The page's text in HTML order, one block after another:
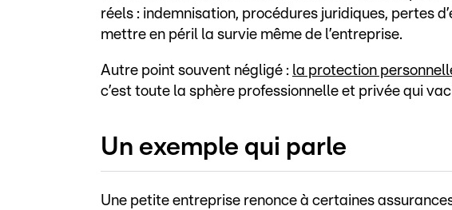
réels : indemnisation, procédures juridiques, pertes
mettre en péril la survie même de l’entreprise.
Autre point souvent négligé : la protection
c’est toute la sphère professionnelle et privée qui
Un exemple qui parle
Une petite entreprise renonce à certaines